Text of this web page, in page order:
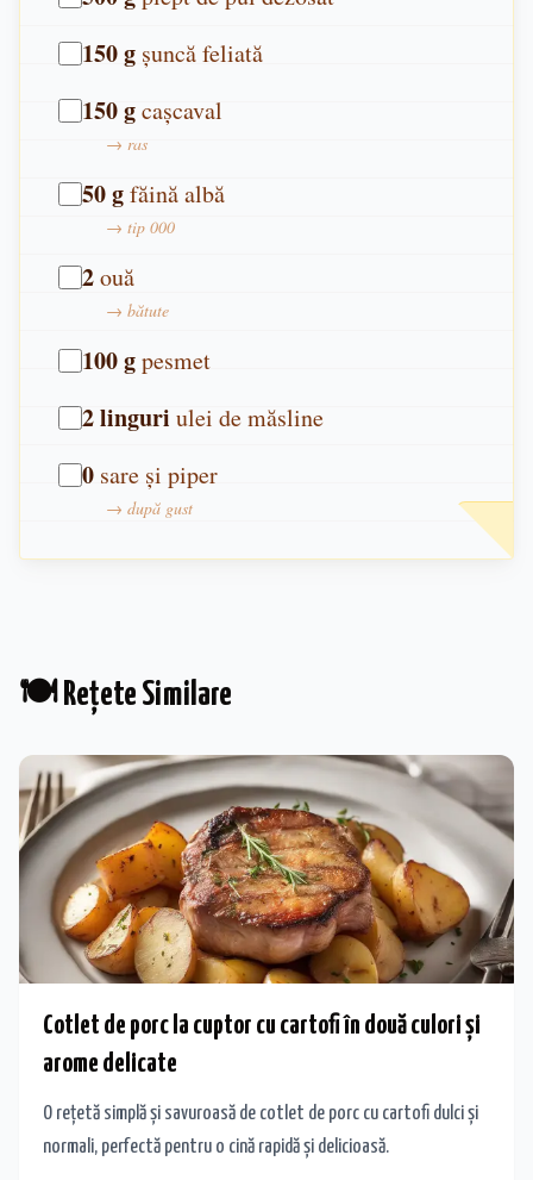
150g șuncă feliată
150gcașcaval
→ ras
50gfăină albă
→ tip 000
2ouă
→ bătute
100gpesmet
2linguri ulei de măsline
0 sare și piper
→ după gust
🍽️ Rețete Similare
Cotlet de porc la cuptor cu cartofi în două culori și
arome delicate
O rețetă simplă și savuroasă de cotlet de porc cu cartofi dulci și
normali, perfectă pentru o cină rapidă și delicioasă.